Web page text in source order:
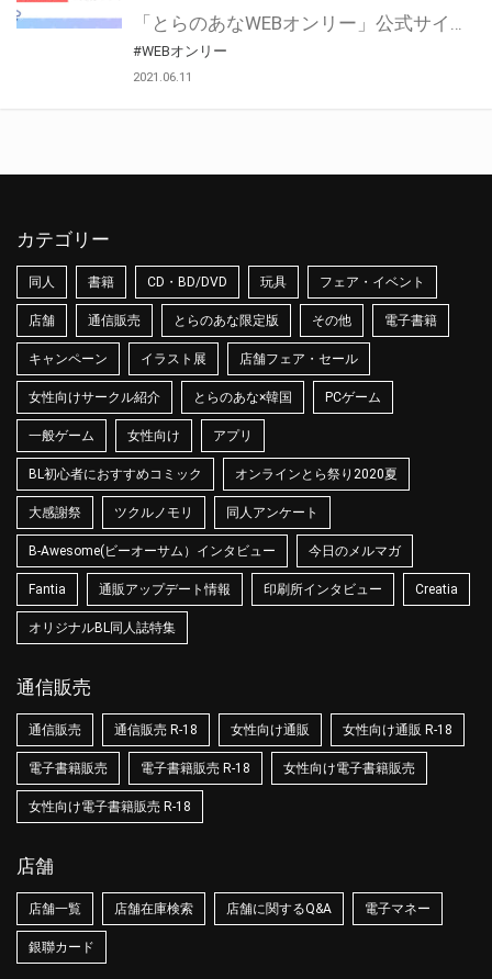
「とらのあなWEBオンリー」公式サイトでとらのあな通販の「割引クーポン」を配布中！ イベントごとに開催当日限定で使える割引クーポンのシリアルコードを発行します。 とらのあなWEBオンリーのページをチェックして、イベント当日にお得にお買い物を楽しみましょう♪ ※本キャンペーンは予告なく終了する場合がございます。 とらのあなWEBオンリーサイトはこちら
#WEBオンリー
2021.06.11
カテゴリー
同人 書籍 CD・BD/DVD 玩具 フェア・イベント
店舗 通信販売 とらのあな限定版 その他 電子書籍
キャンペーン イラスト展 店舗フェア・セール
女性向けサークル紹介 とらのあな×韓国 PCゲーム
一般ゲーム 女性向け アプリ
BL初心者におすすめコミック オンラインとら祭り2020夏
大感謝祭 ツクルノモリ 同人アンケート
B-Awesome(ビーオーサム）インタビュー 今日のメルマガ
Fantia 通販アップデート情報 印刷所インタビュー Creatia
オリジナルBL同人誌特集
通信販売
通信販売 通信販売 R-18 女性向け通販 女性向け通販 R-18
電子書籍販売 電子書籍販売 R-18 女性向け電子書籍販売
女性向け電子書籍販売 R-18
店舗
店舗一覧 店舗在庫検索 店舗に関するQ&A 電子マネー
銀聯カード